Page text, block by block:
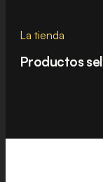
La tienda
Productos